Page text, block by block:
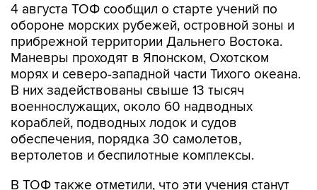
4 августа ТОФ сообщил о старте учений по
обороне морских рубежей, островной зоны и
прибрежной территории Дальнего Востока.
Маневры проходят в Японском, Охотском
морях и северо-западной части Тихого океана.
В них задействованы свыше 13 тысяч
военнослужащих, около 60 надводных
кораблей, подводных лодок и судов
обеспечения, порядка 30 самолетов,
вертолетов и беспилотные комплексы.
В ТОФ также отметили, что эти учения станут